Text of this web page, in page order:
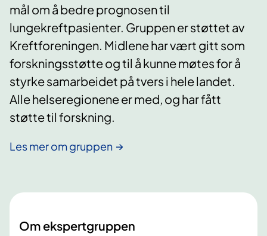
mål om å bedre prognosen til
lungekreftpasienter. Gruppen er støttet av
Kreftforeningen. Midlene har vært gitt som
forskningsstøtte og til å kunne møtes for å
styrke samarbeidet på tvers i hele landet.
Alle helseregionene er med, og har fått
støtte til forskning.
Les mer om gruppen
Om ekspertgruppen